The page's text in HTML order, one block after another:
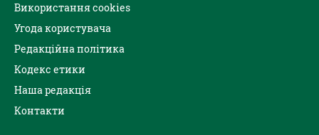
Використання cookies
Угода користувача
Редакційна політика
Кодекс етики
Наша редакція
Контакти